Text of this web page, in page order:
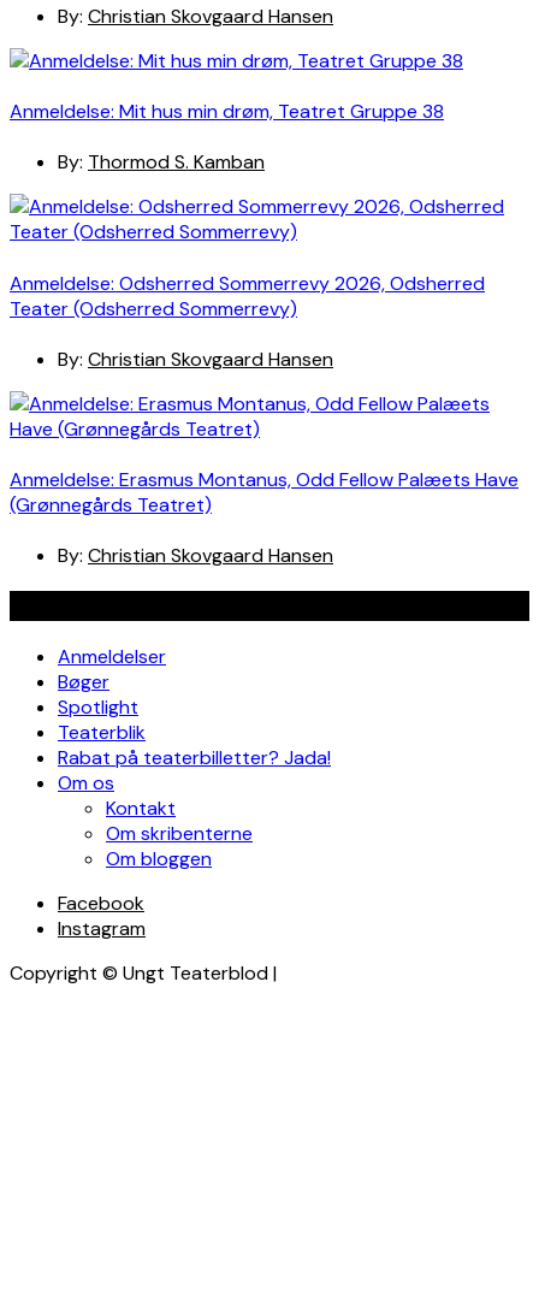
By: Christian Skovgaard Hansen
Anmeldelse: Mit hus min drøm, Teatret Gruppe 38
By: Thormod S. Kamban
Anmeldelse: Odsherred Sommerrevy 2026, Odsherred
Teater (Odsherred Sommerrevy)
By: Christian Skovgaard Hansen
Anmeldelse: Erasmus Montanus, Odd Fellow Palæets Have
(Grønnegårds Teatret)
By: Christian Skovgaard Hansen
Anmeldelser
Bøger
Spotlight
Teaterblik
Rabat på teaterbilletter? Jada!
Om os
Kontakt
Om skribenterne
Om bloggen
Facebook
Instagram
Copyright © Ungt Teaterblod |